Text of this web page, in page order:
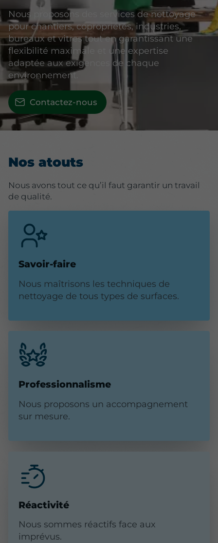
Nous proposons des services de nettoyage
pour chantiers, copropriétés, industries,
bureaux et vitres tout en garantissant une
flexibilité maximale et une expertise
adaptée aux exigences de chaque
environnement.
Contactez-nous
Nos atouts
Nous avons tout ce qu’il faut garantir un travail
de qualité.
Savoir-faire
Nous maîtrisons les techniques de
nettoyage de tous types de surfaces.
Professionnalisme
Nous proposons un accompagnement
sur mesure.
Réactivité
Nous sommes réactifs face aux
imprévus.